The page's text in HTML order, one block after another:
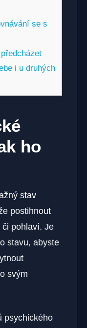
se⁢ s
i u druhých
⁣ho
stav
postihnout‍
či pohlaví. Je
stavu, abyste
svým
⁣psychického⁤